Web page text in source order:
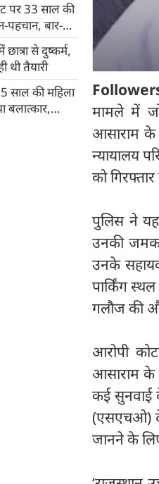
पर 33 साल की
बार-बार
से दुष्‍कर्म,
थी तैयारी
साल की महिला
बलात्कार,
मामले में
आसाराम के
न्यायालय
को
पुलिस ने यह
उनकी
उनके
पार्किंग
गलौज की
आरोपी
आसाराम के
कई सुनवाई
(एसएचओ)
जानने के